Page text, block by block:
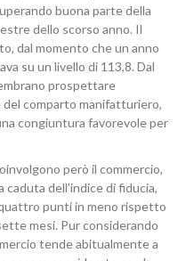
buona parte della
dello scorso anno. Il
dal momento che un anno
su un livello di 113,8. Dal
prospettare
comparto manifatturiero,
congiuntura favorevole per
però il commercio,
dell’indice di fiducia,
punti in meno rispetto
mesi. Pur considerando
tende abitualmente a